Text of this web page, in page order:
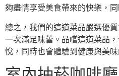
夠盡情享受美食帶來的快樂，
總之，我們的這道菜品嚴選優
一次滿足味蕾。品嚐這道菜品
悅，同時也會體驗到健康與美味